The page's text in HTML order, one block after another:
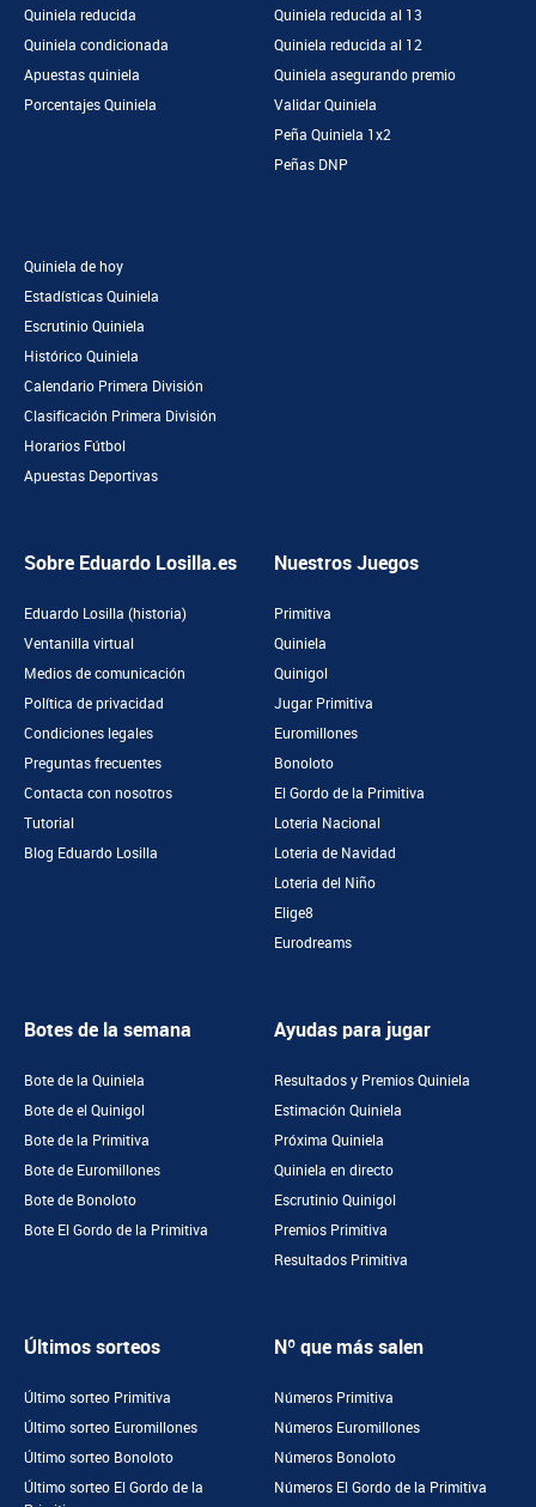
Quiniela reducida
Quiniela condicionada
Apuestas quiniela
Porcentajes Quiniela
Quiniela reducida al 13
Quiniela reducida al 12
Quiniela asegurando premio
Validar Quiniela
Peña Quiniela 1x2
Peñas DNP
Quiniela de hoy
Estadísticas Quiniela
Escrutinio Quiniela
Histórico Quiniela
Calendario Primera División
Clasificación Primera División
Horarios Fútbol
Apuestas Deportivas
Sobre Eduardo Losilla.es
Eduardo Losilla (historia)
Ventanilla virtual
Medios de comunicación
Política de privacidad
Condiciones legales
Preguntas frecuentes
Contacta con nosotros
Tutorial
Blog Eduardo Losilla
Nuestros Juegos
Primitiva
Quiniela
Quinigol
Jugar Primitiva
Euromillones
Bonoloto
El Gordo de la Primitiva
Loteria Nacional
Loteria de Navidad
Loteria del Niño
Elige8
Eurodreams
Botes de la semana
Bote de la Quiniela
Bote de el Quinigol
Bote de la Primitiva
Bote de Euromillones
Bote de Bonoloto
Bote El Gordo de la Primitiva
Ayudas para jugar
Resultados y Premios Quiniela
Estimación Quiniela
Próxima Quiniela
Quiniela en directo
Escrutinio Quinigol
Premios Primitiva
Resultados Primitiva
Últimos sorteos
Último sorteo Primitiva
Último sorteo Euromillones
Último sorteo Bonoloto
Último sorteo El Gordo de la
Nº que más salen
Números Primitiva
Números Euromillones
Números Bonoloto
Números El Gordo de la Primitiva